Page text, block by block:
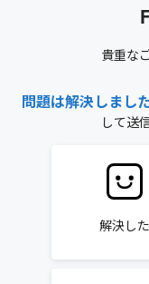
貴重な
問題は解決しまし
して送
解決した